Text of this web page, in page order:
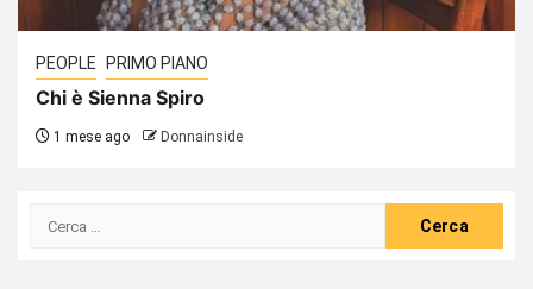
PEOPLE PRIMO PIANO
Chi è Sienna Spiro
1 mese ago Donnainside
Ricerca